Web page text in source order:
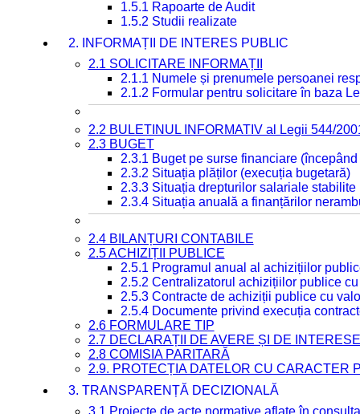
1.5.1 Rapoarte de Audit
1.5.2 Studii realizate
2. INFORMAȚII DE INTERES PUBLIC
2.1 SOLICITARE INFORMAȚII
2.1.1 Numele și prenumele persoanei
2.1.2 Formular pentru solicitare în baza
2.2 BULETINUL INFORMATIV al Legii 544/
2.3 BUGET
2.3.1 Buget pe surse financiare
2.3.2 Situația plăților (execuția bugetară)
2.3.3 Situația drepturilor salariale
2.3.4 Situația anuală a finanțărilor
2.4 BILANȚURI CONTABILE
2.5 ACHIZIȚII PUBLICE
2.5.1 Programul anual al achizițiilor
2.5.2 Centralizatorul achizițiilor publice
2.5.3 Contracte de achiziții publice cu
2.5.4 Documente privind execuția
2.6 FORMULARE TIP
2.7 DECLARAȚII DE AVERE ȘI DE INTERESE
2.8 COMISIA PARITARĂ
2.9. PROTECȚIA DATELOR CU CARACTER
3. TRANSPARENȚĂ DECIZIONALĂ
3.1 Proiecte de acte normative aflate în